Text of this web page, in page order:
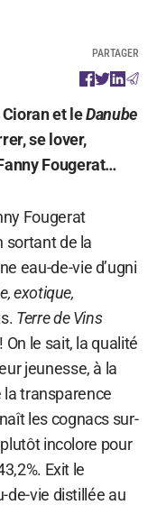
PARTAGER
Cioran et leDanube
se lover,
Fougerat…
Fougerat
sortant de la
eau-de-vie d’ugni
exotique,
Terre de Vins
le sait, la qualité
jeunesse, à la
la transparence
les cognacs sur-
incolore pour
Exit le
de-vie distillée au